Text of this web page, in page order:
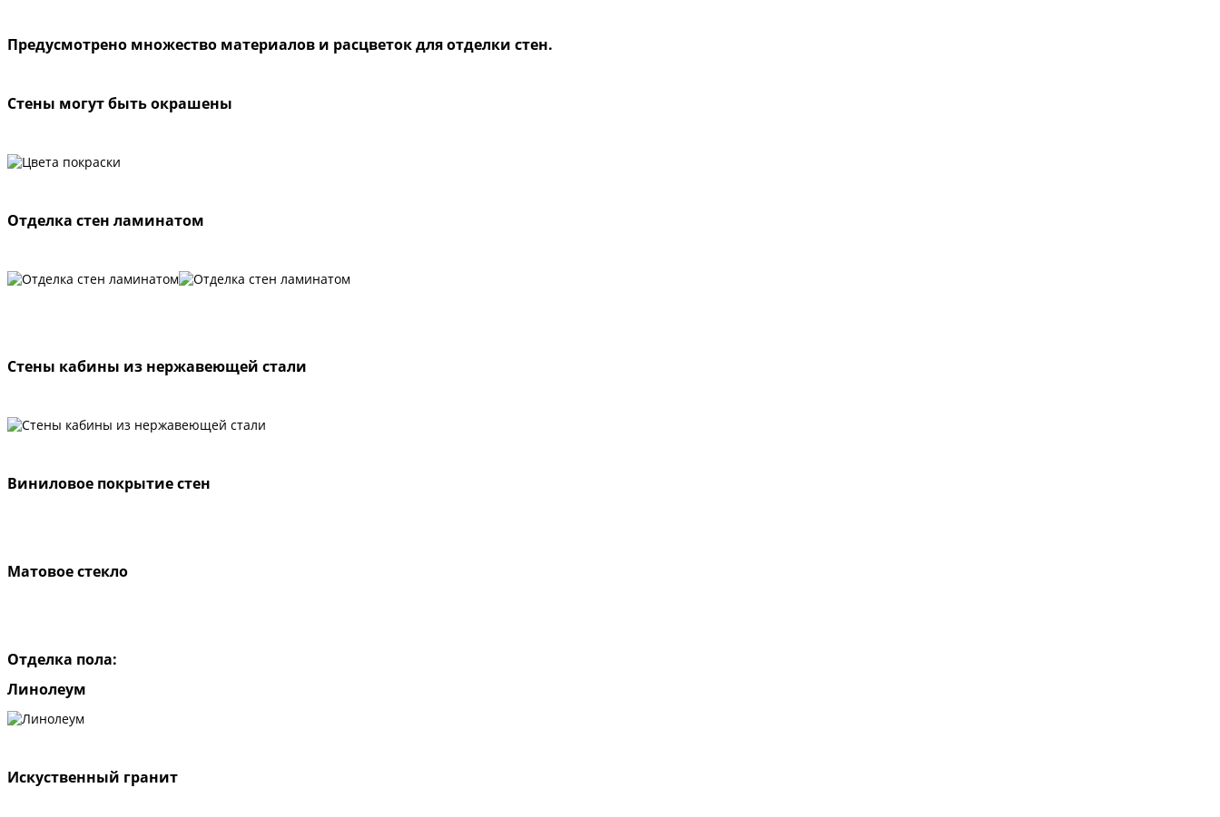
Предусмотрено множество материалов и расцветок для отделки стен.
Стены могут быть окрашены
Отделка стен ламинатом
Стены кабины из нержавеющей стали
Виниловое покрытие стен
Матовое стекло
Отделка пола:
Линолеум
Искуственный гранит